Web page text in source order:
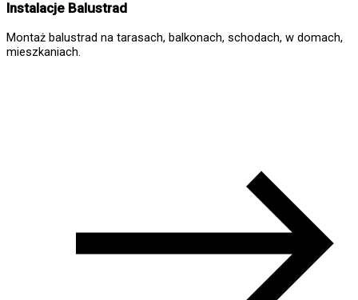
Instalacje Balustrad
Montaż balustrad na tarasach, balkonach, schodach, w domach,
mieszkaniach.